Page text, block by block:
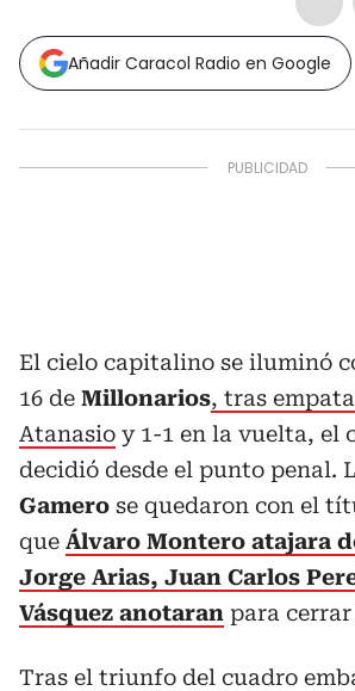
Añadir Caracol Radio en Google
El cielo capitalino se iluminó
16 de Millonarios, tras
Atanasio y 1-1 en la vuelta, el
decidió desde el punto penal.
Gamero se quedaron con el
que Álvaro Montero atajara
Jorge Arias, Juan Carlos
Vásquez anotaran para
Tras el triunfo del cuadro